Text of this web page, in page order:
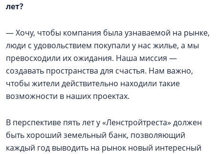
лет?
— Хочу, чтобы компания была узнаваемой на рынке,
люди с удовольствием покупали у нас жилье, а мы
превосходили их ожидания. Наша миссия —
создавать пространства для счастья. Нам важно,
чтобы жители действительно находили такие
возможности в наших проектах.
В перспективе пять лет у «Ленстройтреста» должен
быть хороший земельный банк, позволяющий
каждый год выводить на рынок новый интересный